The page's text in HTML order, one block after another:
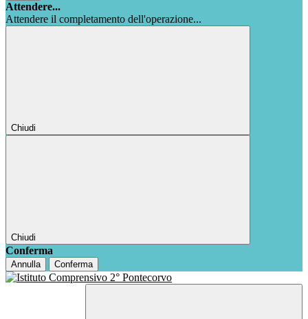
Attendere...
Attendere il completamento dell'operazione...
Chiudi
Chiudi
Conferma
Annulla Conferma